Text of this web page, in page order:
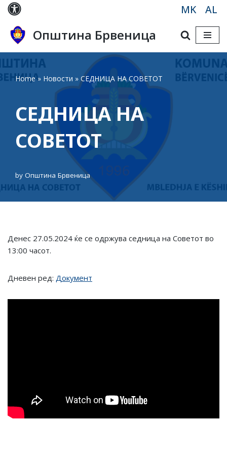
Skip
to
content
MK AL
Општина Брвеница
Home» Новости » СЕДНИЦА НА СОВЕТОТ
СЕДНИЦА НА
СОВЕТОТ
by Општина Брвеница
Денес 27.05.2024 ќе се одржува седница на Советот во
13:00 часот.
Дневен ред: Документ